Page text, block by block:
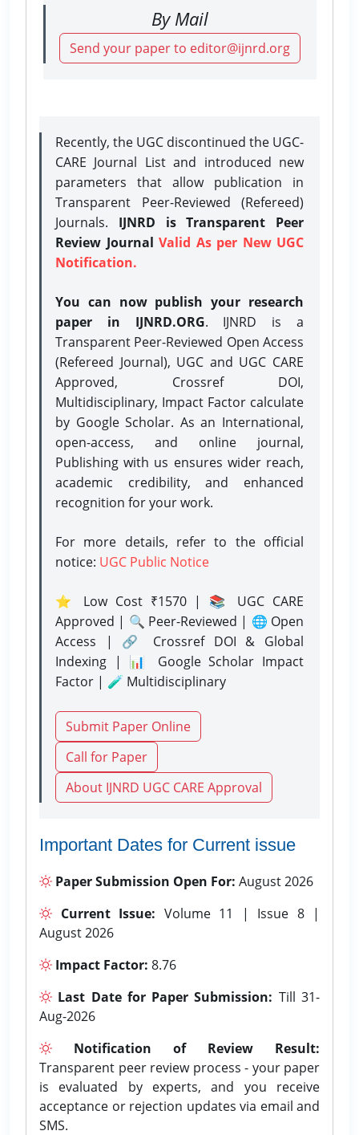
By Mail
Send your paper to editor@ijnrd.org
Recently, the UGC discontinued the UGC-
CARE Journal List and introduced new
parameters that allow publication in
Transparent Peer-Reviewed (Refereed)
Journals. IJNRD is Transparent Peer
Review Journal Valid As per New UGC
Notification.
You can now publish your research
paper in IJNRD.ORG. IJNRD is a
Transparent Peer-Reviewed Open Access
(Refereed Journal), UGC and UGC CARE
Approved, Crossref DOI,
Multidisciplinary, Impact Factor calculate
by Google Scholar. As an International,
open-access, and online journal,
Publishing with us ensures wider reach,
academic credibility, and enhanced
recognition for your work.
For more details, refer to the official
notice: UGC Public Notice
⭐ Low Cost ₹1570 | 📚 UGC CARE
Approved | 🔍 Peer-Reviewed | 🌐 Open
Access | 🔗 Crossref DOI & Global
Indexing | 📊 Google Scholar Impact
Factor | 🧪 Multidisciplinary
Submit Paper Online
Call for Paper
About IJNRD UGC CARE Approval
Important Dates for Current issue
Paper Submission Open For: August 2026
Current Issue: Volume 11 | Issue 8 |
August 2026
Impact Factor: 8.76
Last Date for Paper Submission: Till 31-
Aug-2026
Notification of Review Result:
Transparent peer review process - your paper
is evaluated by experts, and you receive
acceptance or rejection updates via email and
SMS.